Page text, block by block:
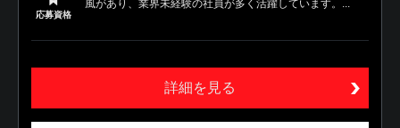
応募資格
風があり、業界未経験の社員が多く活躍しています。...
詳細を見る